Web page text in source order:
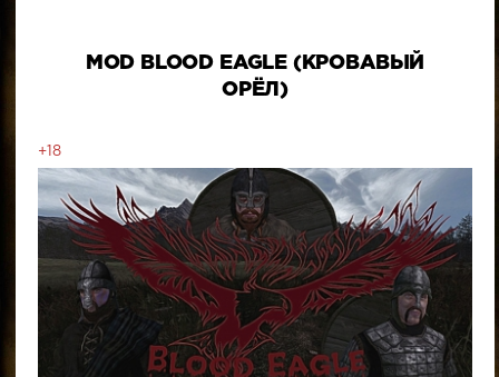
MOD BLOOD EAGLE (КРОВАВЫЙ
ОРЁЛ)
+18